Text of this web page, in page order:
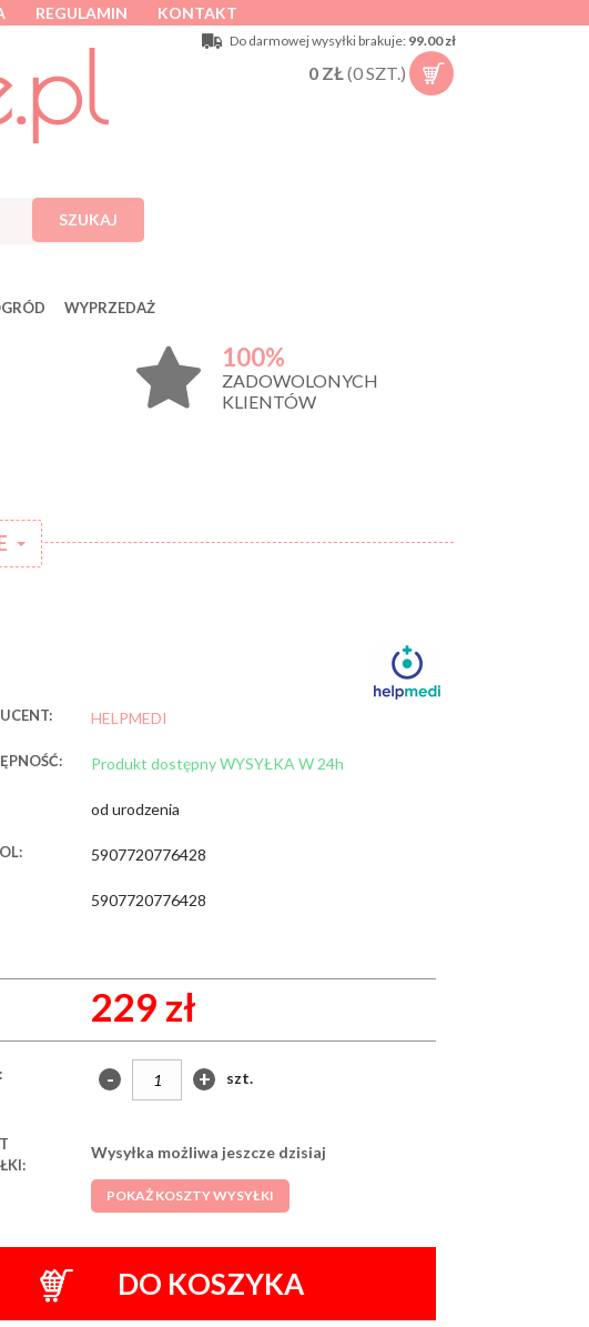
REGULAMIN KONTAKT
Do darmowej wysyłki brakuje: 99.00 zł
0 ZŁ(0SZT.)
SZUKAJ
WYPRZEDAŻ
100%
ZADOWOLONYCH
KLIENTÓW
HELPMEDI
Produkt dostępny WYSYŁKA W 24h
od urodzenia
5907720776428
5907720776428
229 zł
- + szt.
Wysyłka możliwa jeszcze dzisiaj
POKAŻ KOSZTY WYSYŁKI
DO KOSZYKA